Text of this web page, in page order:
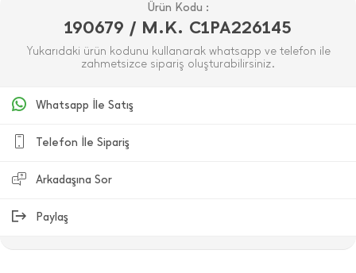
Ürün Kodu :
190679 / M.K. C1PA226145
Yukarıdaki ürün kodunu kullanarak whatsapp ve telefon ile
zahmetsizce sipariş oluşturabilirsiniz.
Whatsapp İle Satış
Telefon İle Sipariş
Arkadaşına Sor
Paylaş